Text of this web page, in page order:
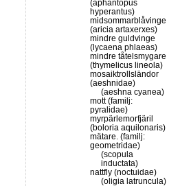
(aphantopus
hyperantus)
midsommarblåvinge
(aricia artaxerxes)
mindre guldvinge
(lycaena phlaeas)
mindre tåtelsmygare
(thymelicus lineola)
mosaiktrollsländor
(aeshnidae)
(aeshna cyanea)
mott (familj:
pyralidae)
myrpärlemorfjäril
(boloria aquilonaris)
mätare. (familj:
geometridae)
(scopula
inductata)
nattfly (noctuidae)
(oligia latruncula)